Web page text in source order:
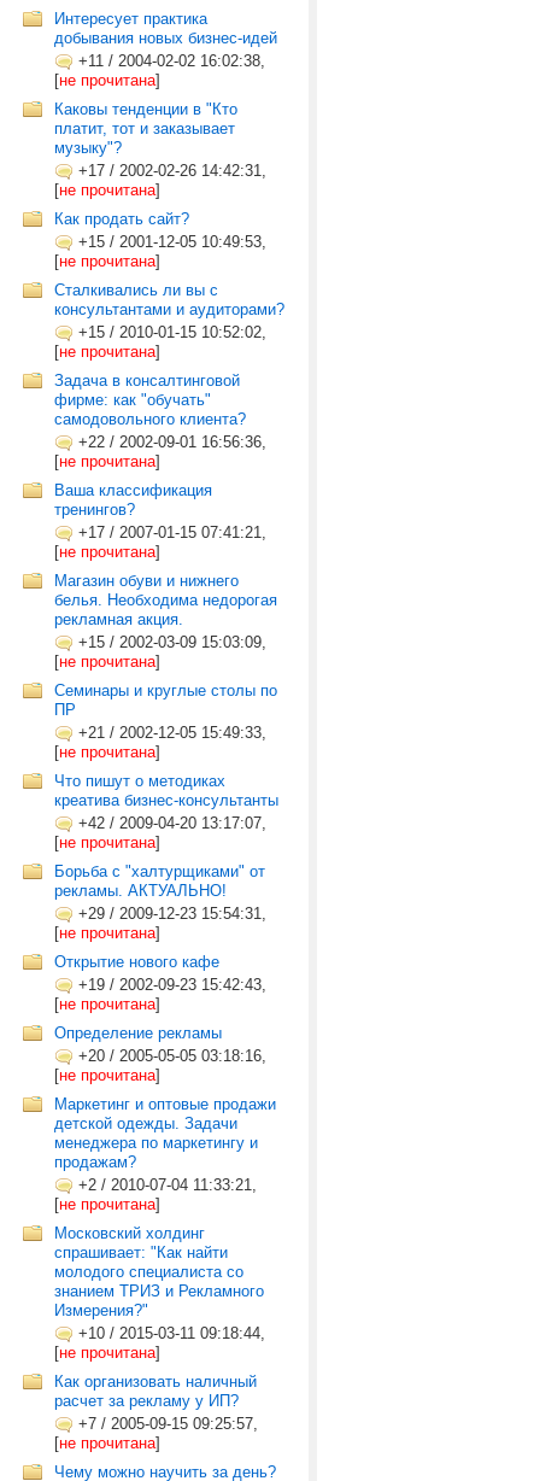
Интересует практика
добывания новых бизнес-идей
+11 / 2004-02-02 16:02:38,
[не прочитана]
Каковы тенденции в "Кто
платит, тот и заказывает
музыку"?
+17 / 2002-02-26 14:42:31,
[не прочитана]
Как продать сайт?
+15 / 2001-12-05 10:49:53,
[не прочитана]
Сталкивались ли вы с
консультантами и аудиторами?
+15 / 2010-01-15 10:52:02,
[не прочитана]
Задача в консалтинговой
фирме: как "обучать"
самодовольного клиента?
+22 / 2002-09-01 16:56:36,
[не прочитана]
Ваша классификация
тренингов?
+17 / 2007-01-15 07:41:21,
[не прочитана]
Магазин обуви и нижнего
белья. Необходима недорогая
рекламная акция.
+15 / 2002-03-09 15:03:09,
[не прочитана]
Семинары и круглые столы по
ПР
+21 / 2002-12-05 15:49:33,
[не прочитана]
Что пишут о методиках
креатива бизнес-консультанты
+42 / 2009-04-20 13:17:07,
[не прочитана]
Борьба с "халтурщиками" от
рекламы. АКТУАЛЬНО!
+29 / 2009-12-23 15:54:31,
[не прочитана]
Открытие нового кафе
+19 / 2002-09-23 15:42:43,
[не прочитана]
Определение рекламы
+20 / 2005-05-05 03:18:16,
[не прочитана]
Маркетинг и оптовые продажи
детской одежды. Задачи
менеджера по маркетингу и
продажам?
+2 / 2010-07-04 11:33:21,
[не прочитана]
Московский холдинг
спрашивает: "Как найти
молодого специалиста со
знанием ТРИЗ и Рекламного
Измерения?"
+10 / 2015-03-11 09:18:44,
[не прочитана]
Как организовать наличный
расчет за рекламу у ИП?
+7 / 2005-09-15 09:25:57,
[не прочитана]
Чему можно научить за день?